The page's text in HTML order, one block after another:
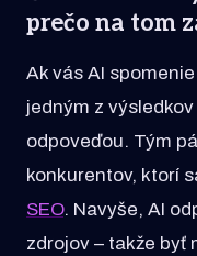
prečo na tom
Ak vás AI
jedným z
odpoveďou. Tým
konkurentov, ktorí
SEO. Navyše, AI
zdrojov – takže byť